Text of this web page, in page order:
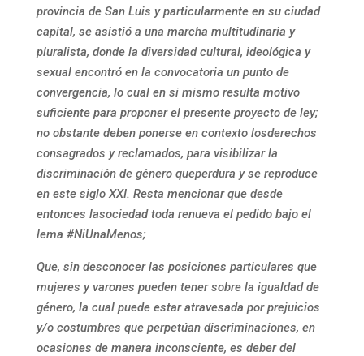
provincia de San Luis y particularmente en su ciudad
capital, se asistió a una marcha multitudinaria y
pluralista, donde la diversidad cultural, ideológica y
sexual encontró en la convocatoria un punto de
convergencia, lo cual en si mismo resulta motivo
suficiente para proponer el presente proyecto de ley;
no obstante deben ponerse en contexto losderechos
consagrados y reclamados, para visibilizar la
discriminación de género queperdura y se reproduce
en este siglo XXI. Resta mencionar que desde
entonces lasociedad toda renueva el pedido bajo el
lema #NiUnaMenos;
Que, sin desconocer las posiciones particulares que
mujeres y varones pueden tener sobre la igualdad de
género, la cual puede estar atravesada por prejuicios
y/o costumbres que perpetúan discriminaciones, en
ocasiones de manera inconsciente, es deber del